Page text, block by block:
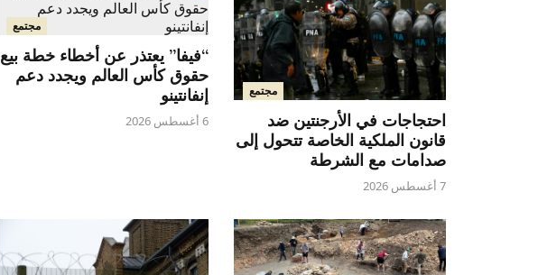
مجتمع
احتجاجات في الأرجنتين ضد
قانون الملكية الخاصة تتحول إلى
صدامات مع الشرطة
7 أغسطس 2026
مجتمع
“فيفا” يعتذر عن أخطاء خطة بيع
حقوق كأس العالم ويجدد دعم
إنفانتينو
6 أغسطس 2026